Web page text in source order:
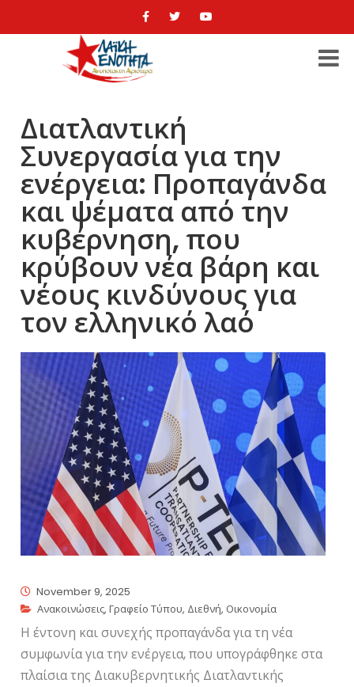
Διατλαντική
Συνεργασία για την
ενέργεια: Προπαγάνδα
και ψέματα από την
κυβέρνηση, που
κρύβουν νέα βάρη και
νέους κινδύνους για
τον ελληνικό λαό
November 9, 2025
Ανακοινώσεις,Γραφείο Τύπου, Διεθνή, Οικονομία
Η έντονη και συνεχής προπαγάνδα για τη νέα
συμφωνία για την ενέργεια, που υπογράφθηκε στα
πλαίσια της Διακυβερνητικής Διατλαντικής